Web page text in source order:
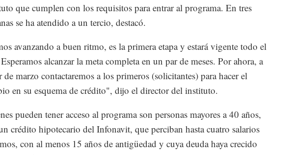
que cumplen con los requisitos para entrar al programa. En tres
se ha atendido a un tercio, destacó.
avanzando a buen ritmo, es la primera etapa y estará vigente todo el
alcanzar la meta completa en un par de meses. Por ahora, a
de marzo contactaremos a los primeros (solicitantes) para hacer el
en su esquema de crédito", dijo el director del instituto.
pueden tener acceso al programa son personas mayores a 40 años,
crédito hipotecario del Infonavit, que perciban hasta cuatro salarios
con al menos 15 años de antigüedad y cuya deuda haya crecido